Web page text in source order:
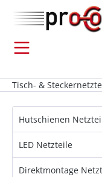
springen
Tisch- &
Hutschienen
LED Netzteile
Direktmontage